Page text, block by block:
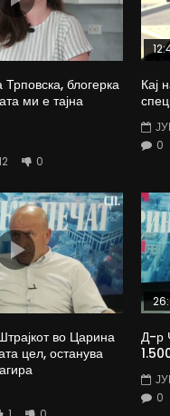
Трповска, блогерка
ми е тајна
0
Кај
0
во Царина
цел, останува
Д-р
0